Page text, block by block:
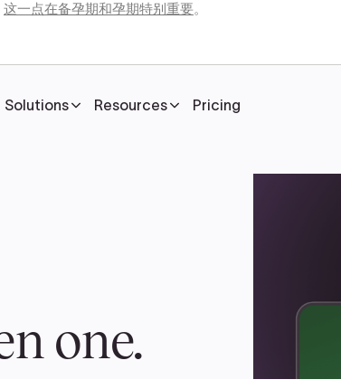
这一点在备孕期和孕期特别重要。